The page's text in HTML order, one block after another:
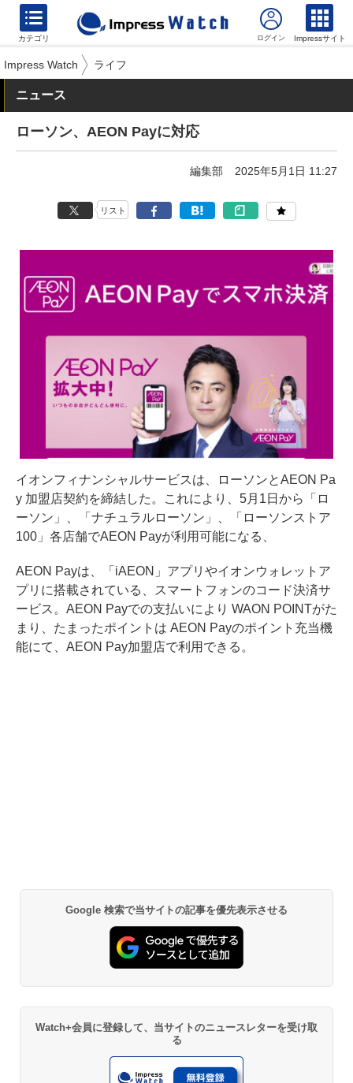
カテゴリ Impressサイト
Impress Watch ライフ
ニュース
ローソン、AEON Payに対応
編集部 2025年5月1日 11:27
リスト
イオンフィナンシャルサービスは、ローソンとAEON Pa
y 加盟店契約を締結した。これにより、5月1日から「ロ
ーソン」、「ナチュラルローソン」、「ローソンストア
100」各店舗でAEON Payが利用可能になる、
AEON Payは、「iAEON」アプリやイオンウォレットア
プリに搭載されている、スマートフォンのコード決済サ
ービス。AEON Payでの支払いにより WAON POINTがた
まり、たまったポイントは AEON Payのポイント充当機
能にて、AEON Pay加盟店で利用できる。
Google 検索で当サイトの記事を優先表示させる
Watch+会員に登録して、当サイトのニュースレターを受け取
る